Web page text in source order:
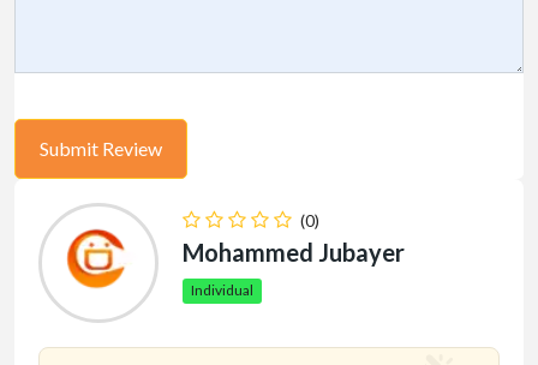
(0)
Mohammed Jubayer
Individual